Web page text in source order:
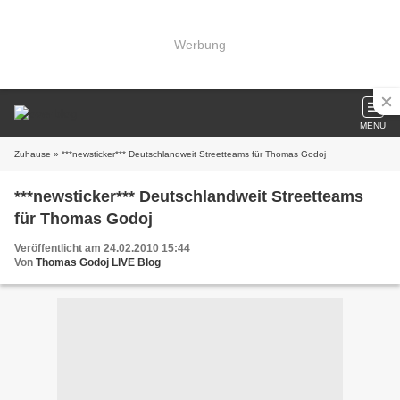
Werbung
MENU
Zuhause » ***newsticker*** Deutschlandweit Streetteams für Thomas Godoj
***newsticker*** Deutschlandweit Streetteams
für Thomas Godoj
Veröffentlicht am 24.02.2010 15:44
Von Thomas Godoj LIVE Blog